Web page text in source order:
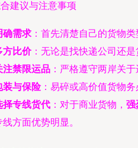
建议与注意事项
确需求 ：首先清楚自己的货物
方比价：无论是找快递公司还
注禁限运品 ：严格遵守两岸关
装与保险：易碎或高价值货物
择专线货代 ：对于商业货物， 强
线方面优势明显。